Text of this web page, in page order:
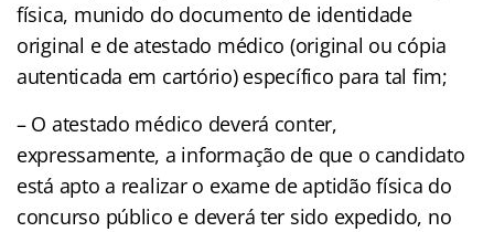
física, munido do documento de identidade
original e de atestado médico (original ou cópia
autenticada em cartório) específico para tal fim;
– O atestado médico deverá conter,
expressamente, a informação de que o candidato
está apto a realizar o exame de aptidão física do
concurso público e deverá ter sido expedido, no